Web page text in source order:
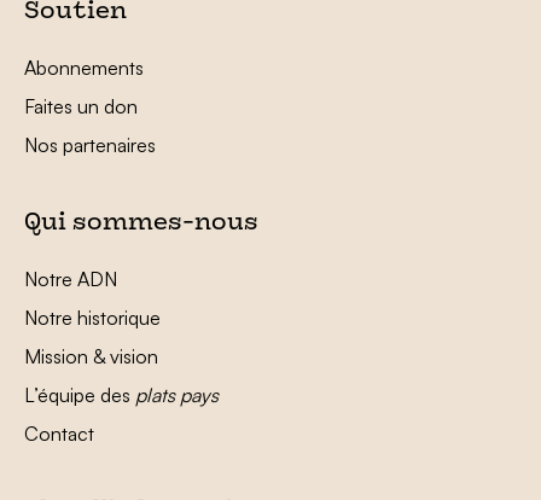
Soutien
Abonnements
Faites un don
Nos partenaires
Qui sommes-nous
Notre ADN
Notre historique
Mission & vision
L’équipe des plats pays
Contact